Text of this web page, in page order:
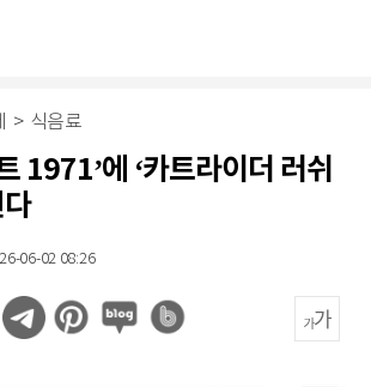
> 식음료
1971’에 ‘카트라이더 러쉬
06-02 08:26